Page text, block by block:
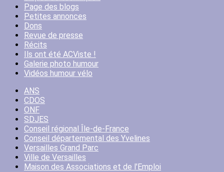
Page des blogs
Petites annonces
Dons
Revue de presse
Récits
Ils ont été ACViste !
Galerie photo humour
Vidéos humour vélo
ANS
CDOS
ONF
SDJES
Conseil régional Île-de-France
Conseil départemental des Yvelines
Versailles Grand Parc
Ville de Versailles
Maison des Associations et de l'Emploi